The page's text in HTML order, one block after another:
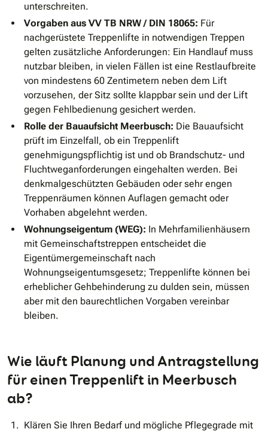
unterschreiten.
Vorgaben aus VV TB NRW / DIN 18065: Für
nachgerüstete Treppenlifte in notwendigen Treppen
gelten zusätzliche Anforderungen: Ein Handlauf muss
nutzbar bleiben, in vielen Fällen ist eine Restlaufbreite
von mindestens 60 Zentimetern neben dem Lift
vorzusehen, der Sitz sollte klappbar sein und der Lift
gegen Fehlbedienung gesichert werden.
Rolle der Bauaufsicht Meerbusch: Die Bauaufsicht
prüft im Einzelfall, ob ein Treppenlift
genehmigungspflichtig ist und ob Brandschutz- und
Fluchtweganforderungen eingehalten werden. Bei
denkmalgeschützten Gebäuden oder sehr engen
Treppenräumen können Auflagen gemacht oder
Vorhaben abgelehnt werden.
Wohnungseigentum (WEG): In Mehrfamilienhäusern
mit Gemeinschaftstreppen entscheidet die
Eigentümergemeinschaft nach
Wohnungseigentumsgesetz; Treppenlifte können bei
erheblicher Gehbehinderung zu dulden sein, müssen
aber mit den baurechtlichen Vorgaben vereinbar
bleiben.
Wie läuft Planung und Antragstellung
für einen Treppenlift in Meerbusch
ab?
Klären Sie Ihren Bedarf und mögliche Pflegegrade mit